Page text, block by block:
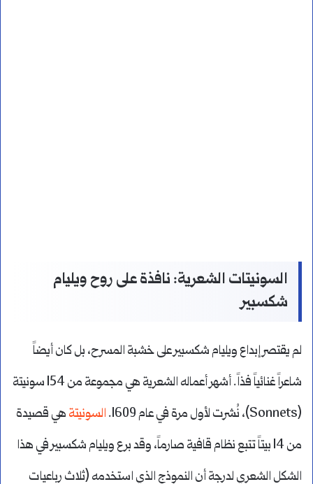
السونيتات الشعرية: نافذة على روح ويليام
شكسبير
لم يقتصر إبداع ويليام شكسبير على خشبة المسرح، بل كان أيضاً
شاعراً غنائياً فذاً. أشهر أعماله الشعرية هي مجموعة من 154 سونيتة
(Sonnets)، نُشرت لأول مرة في عام 1609.
السونيتة هي قصيدة
من 14 بيتاً تتبع نظام قافية صارماً، وقد برع ويليام شكسبير في هذا
الشكل الشعري لدرجة أن النموذج الذي استخدمه (ثلاث رباعيات